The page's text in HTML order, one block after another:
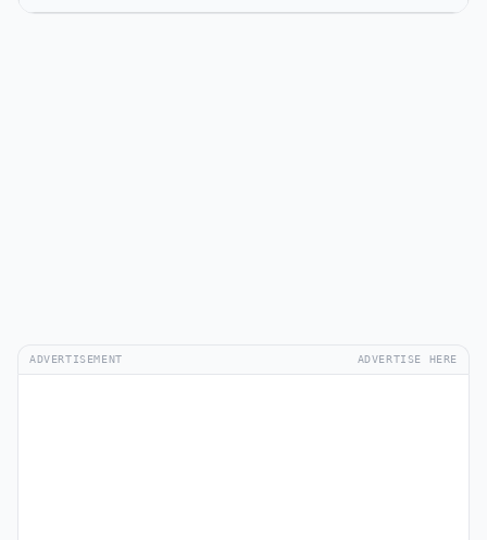
ADVERTISEMENT ADVERTISE HERE